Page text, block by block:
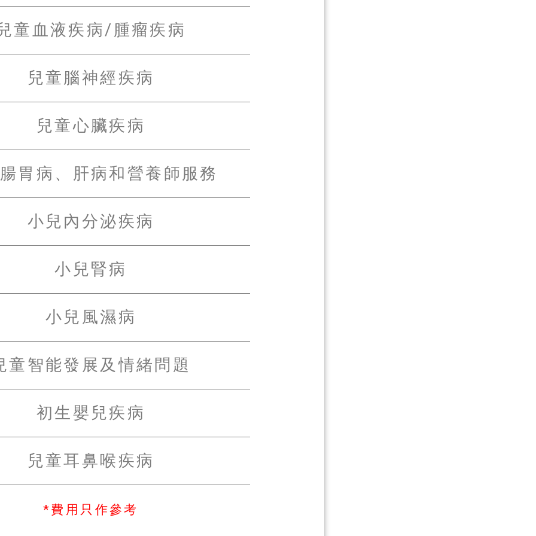
童血液疾病/腫瘤疾病
兒童腦神經疾病
兒童心臟疾病
胃病、肝病和營養師服務
小兒內分泌疾病
小兒腎病
小兒風濕病
童智能發展及情緒問題
初生嬰兒疾病
兒童耳鼻喉疾病
*費用只作參考